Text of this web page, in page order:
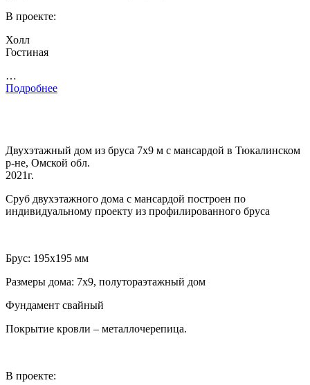
В проекте:
Холл
Гостиная
…
Подробнее
Двухэтажный дом из бруса 7х9 м с мансардой в Тюкалинском
р-не, Омской обл.
2021г.
Сруб двухэтажного дома с мансардой построен по
индивидуальному проекту из профилированного бруса
Брус: 195х195 мм
Размеры дома: 7х9, полутораэтажный дом
Фундамент свайный
Покрытие кровли – металлочерепица.
В проекте: